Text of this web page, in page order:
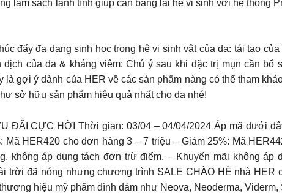
làm sạch lành tính giúp cân bằng lại hệ vi sinh với hệ thống
đẩy đa dạng sinh học trong hệ vi sinh vật của da: tái tạo
của da & kháng viêm: Chú ý sau khi đặc trị mụn cần bổ
gợi ý dành của HER về các sản phẩm nàng có thể tham
sở hữu sản phẩm hiệu quả nhất cho da nhé!
ĐÃI CỰC HỜI Thời gian: 03/04 – 04/04/2024 Áp mã dưới
HER420 cho đơn hàng 3 – 7 triệu – Giảm 25%: Mã
áp dụng tách đơn trừ điểm. – Khuyến mãi không áp
trời đã nóng nhưng chương trình SALE CHÀO HÈ nhà HER
hiệu mỹ phẩm đình đám như Neova, Neoderma,